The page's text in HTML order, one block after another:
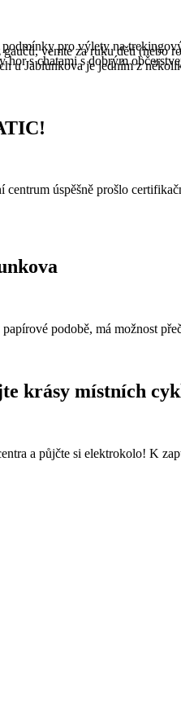
pro výlety na
s chatami s dobrým
vemte za ruku děti
u Jablunkova je jedním z
úspěšně prošlo
podobě, má možnost
krásy místních
a půjčte si elektrokolo! K